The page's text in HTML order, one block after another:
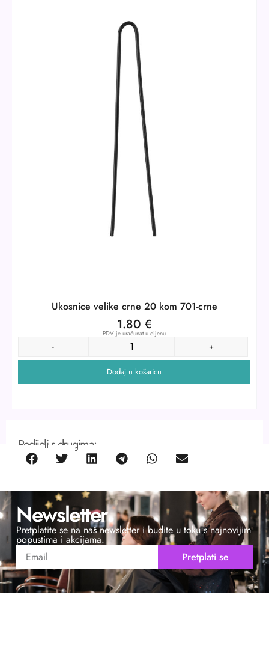
Ukosnice velike crne 20 kom 701-crne
1.80 €
PDV je uračunat u cijenu
- +
Dodaj u košaricu
Podijeli s drugima:
Newsletter
Pretplatite se na naš newsletter i budite u toku s najnovijim
popustima i akcijama.
Pretplati se